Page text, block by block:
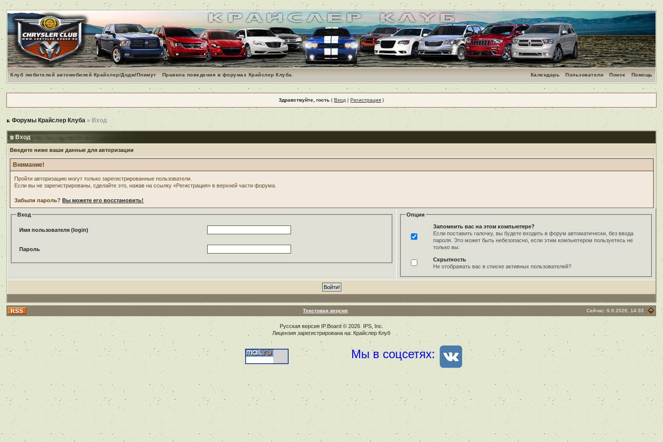
Клуб любителей автомобилей Крайслер/Додж/Плимут Правила поведения в форумах Крайслер Клуба. Помощь
Поиск
Пользователи
Календарь
Здравствуйте, гость (Вход |Регистрация )
Форумы Крайслер Клуба » Вход
Вход
Введите ниже ваши данные для авторизации
Внимание!
Пройти авторизацию могут только зарегистрированные пользователи.
Если вы не зарегистрированы, сделайте это, нажав на ссылку «Регистрация» в верхней части форума.
Забыли пароль?Вы можете его восстановить!
Вход
Имя пользователя (login)
Пароль
Опции
Запомнить вас на этом компьютере?
Если поставить галочку, вы будете входить в форум автоматически, без ввода
пароля. Это может быть небезопасно, если этим компьютером пользуетесь не
только вы.
Скрытность
Не отображать вас в списке активных пользователей?
Текстовая версия Сейчас: 9.8.2026, 14:33
Русская версия IP.Board© 2026 IPS, Inc
Лицензия зарегистрирована на: Крайслер Клуб
Мы в соцсетях: